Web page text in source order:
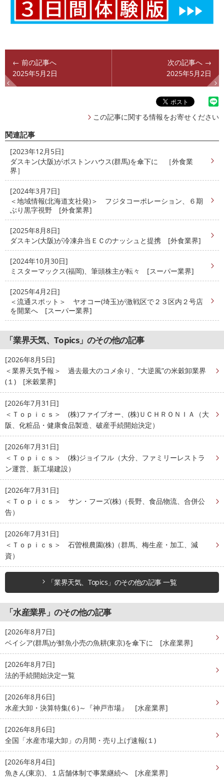
← 前の記事へ
2025年5月2日
次の記事へ →
2025年5月2日
この記事に関する情報をお寄せください
関連記事
[2023年12月5日]
ダスキン(大阪)がボストンハウス(群馬)を傘下に ［外食業
界］
[2024年3月7日]
＜地域情報(北海道支社発)＞ フジタコーポレーション、６期
ぶり黒字視野 [外食業界]
[2025年8月8日]
ダスキン(大阪)が冷凍弁当ＥＣのナッシュと提携 [外食業界]
[2024年10月30日]
ミスターマックス(福岡)、筆頭株主が転々 [スーパー業界]
[2025年4月2日]
＜流通スポット＞ ヤオコー(埼玉)が激戦区で２３区内２号店
を開業へ [スーパー業界]
「業界天気、Topics」のその他の記事
[2026年8月5日]
＜業界天気予報＞ 過去最大のコメ余り、“大逆風”の米穀卸業界
(１) [米穀業界]
[2026年7月31日]
＜Ｔｏｐｉｃｓ＞ (株)ファイブオー、(株)ＵＣＨＲＯＮＩＡ（大
阪、化粧品・健康食品製造、破産手続開始決定）
[2026年7月31日]
＜Ｔｏｐｉｃｓ＞ (株)ジョイフル（大分、ファミリーレストラ
ン運営、新工場建設）
[2026年7月31日]
＜Ｔｏｐｉｃｓ＞ サン・フーズ(株)（長野、食品物流、合併公
告）
[2026年7月31日]
＜Ｔｏｐｉｃｓ＞ 石曽根農園(株)（群馬、梅生産・加工、減
資）
「業界天気、Topics」のその他の記事 一覧
「水産業界」のその他の記事
[2026年8月7日]
ベイシア(群馬)が鮮魚小売の魚耕(東京)を傘下に [水産業界]
[2026年8月7日]
法的手続開始決定一覧
[2026年8月6日]
水産大卸・決算特集(６)～『神戸市場』 [水産業界]
[2026年8月6日]
全国「水産市場大卸」の月間・売り上げ速報(１)
[2026年8月4日]
魚きん(東京)、１店舗体制で事業継続へ [水産業界]